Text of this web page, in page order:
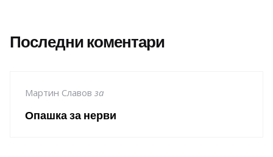
Последни коментари
Мартин Славов за
Опашка за нерви